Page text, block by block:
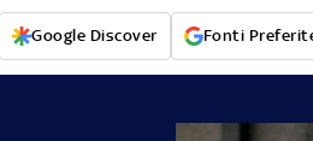
Google Discover Fonti